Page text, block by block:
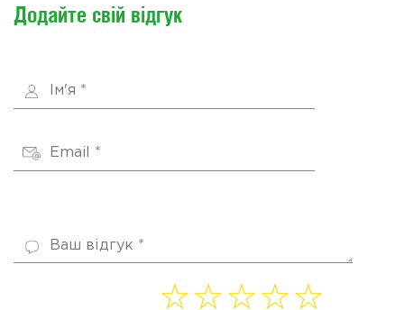
Додайте свій відгук
1 of
2 of
3 of
4
5 of